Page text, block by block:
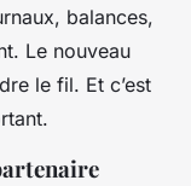
balances,
Le nouveau
le fil. Et c’est